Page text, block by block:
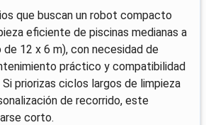
que buscan un robot compacto
eficiente de piscinas medianas a
de 12 x 6 m), con necesidad de
práctico y compatibilidad
priorizas ciclos largos de limpieza
de recorrido, este
corto.